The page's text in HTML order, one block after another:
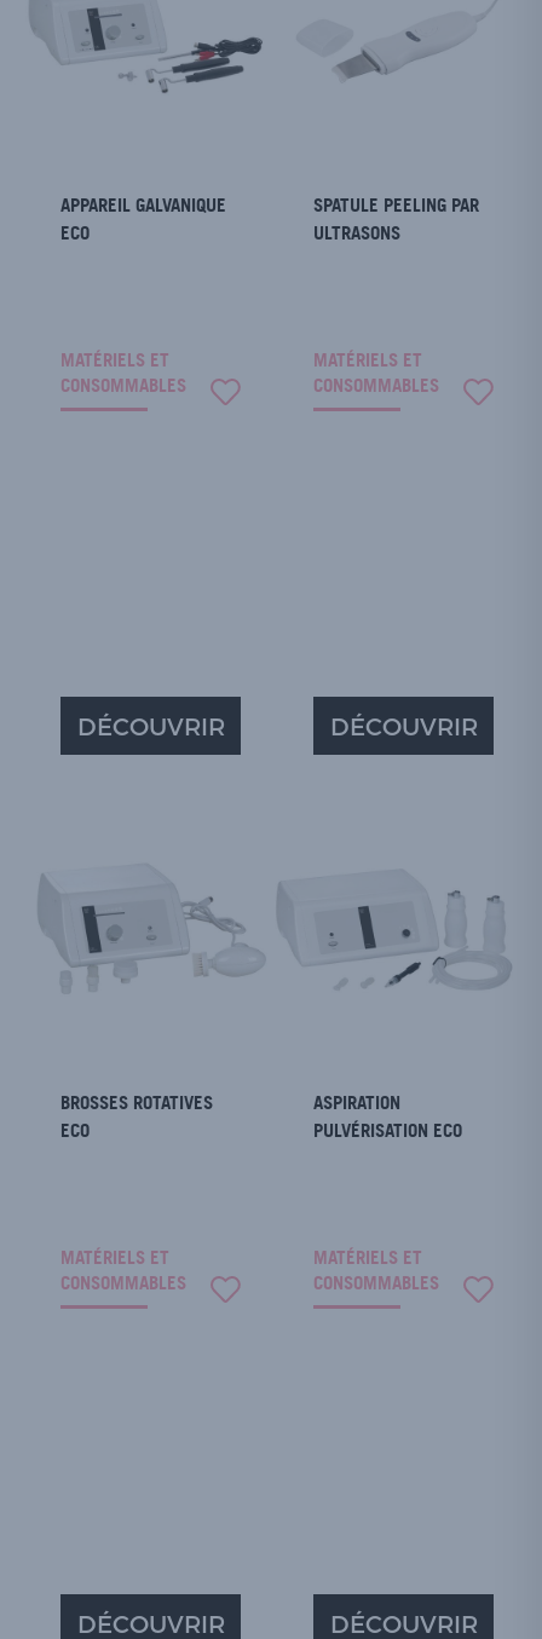
APPAREIL GALVANIQUE
ECO
MATÉRIELS ET
CONSOMMABLES
DÉCOUVRIR
SPATULE PEELING PAR
ULTRASONS
MATÉRIELS ET
CONSOMMABLES
DÉCOUVRIR
BROSSES ROTATIVES
ECO
MATÉRIELS ET
CONSOMMABLES
DÉCOUVRIR
ASPIRATION
PULVÉRISATION ECO
MATÉRIELS ET
CONSOMMABLES
DÉCOUVRIR